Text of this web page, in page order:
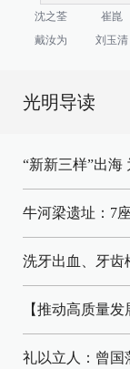
沈之荃 崔崑
戴汝为
刘玉清
光明导读
“新新三样”出海
牛河梁遗址：7
洗牙出血、牙齿
【推动高质量
礼以立人：曾国